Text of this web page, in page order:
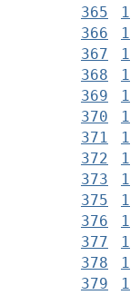
365
1
366
1
367
1
368
1
369
1
370
1
371
1
372
1
373
1
375
1
376
1
377
1
378
1
379
1